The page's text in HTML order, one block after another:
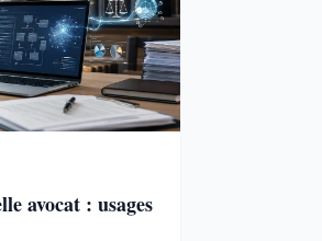
avocat : usages